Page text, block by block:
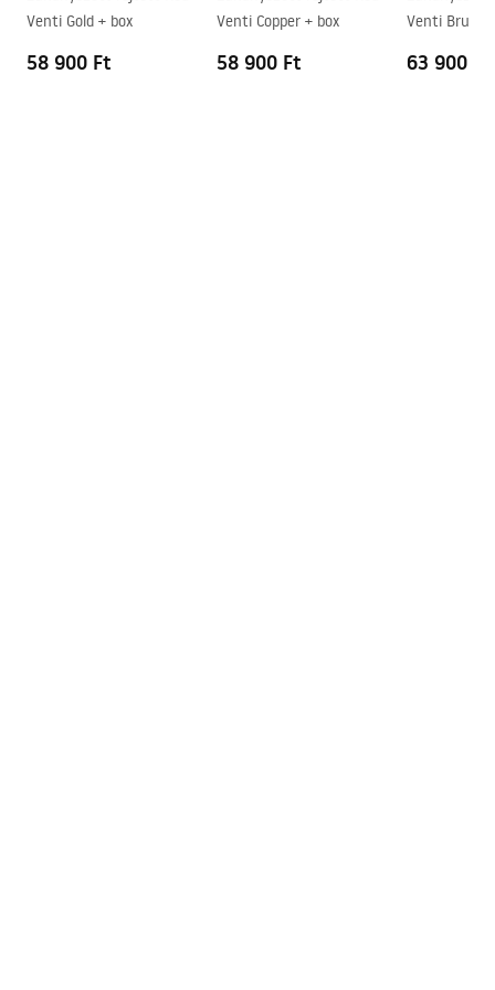
rögzített üveg - az egyik
oldalon
Venti Gold + box
58 900 Ft
Venti Copper + box
58 900 Ft
Venti Brush
63 900 Ft